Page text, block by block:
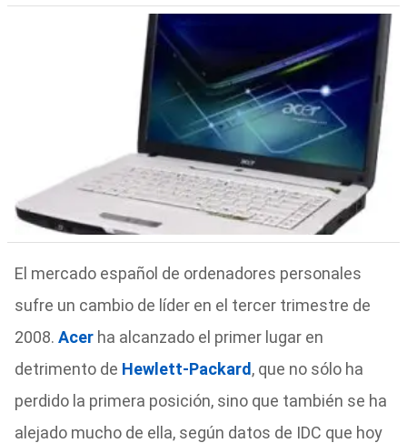
El mercado español de ordenadores personales
sufre un cambio de líder en el tercer trimestre de
2008. Acerha alcanzado el primer lugar en
detrimento de Hewlett-Packard , que no sólo ha
perdido la primera posición, sino que también se ha
alejado mucho de ella, según datos de IDC que hoy